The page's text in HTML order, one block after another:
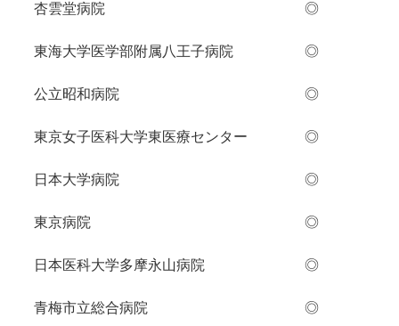
杏雲堂病院 ◎
東海大学医学部附属八王子病院 ◎
公立昭和病院 ◎
東京女子医科大学東医療センター ◎
日本大学病院 ◎
東京病院 ◎
日本医科大学多摩永山病院 ◎
青梅市立総合病院◎